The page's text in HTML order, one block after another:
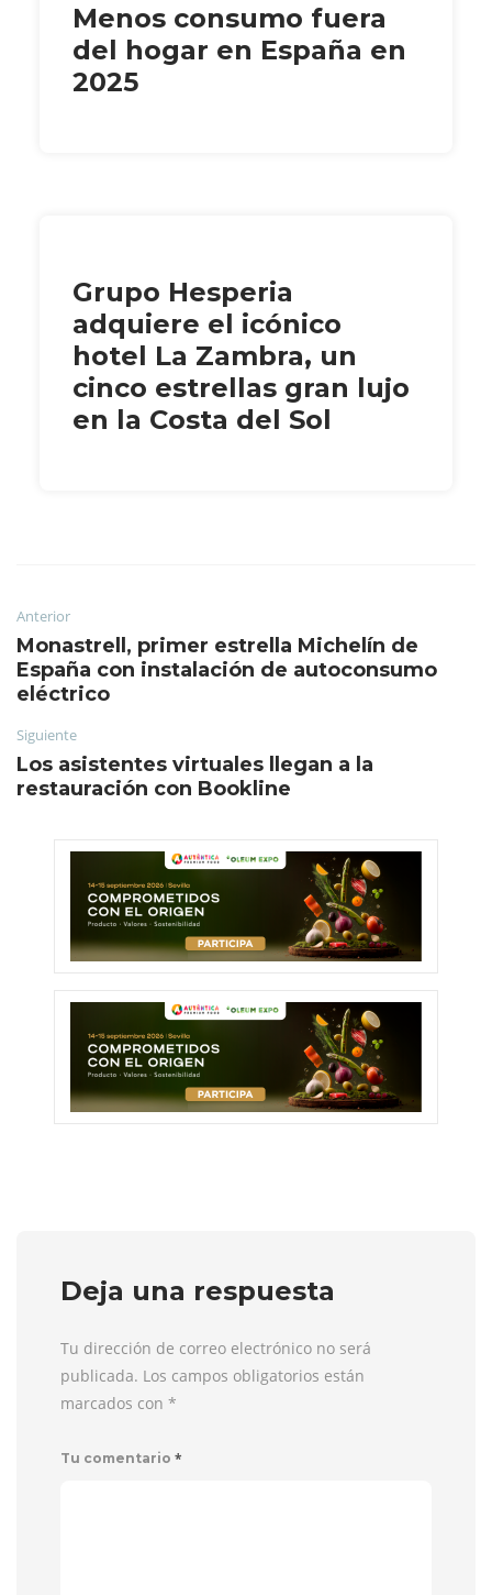
Menos consumo fuera
del hogar en España en
2025
Grupo Hesperia
adquiere el icónico
hotel La Zambra, un
cinco estrellas gran lujo
en la Costa del Sol
Anterior
Monastrell, primer estrella Michelín de
España con instalación de autoconsumo
eléctrico
Siguiente
Los asistentes virtuales llegan a la
restauración con Bookline
Deja una respuesta
Tu dirección de correo electrónico no será
publicada. Los campos obligatorios están
marcados con *
Tu comentario *